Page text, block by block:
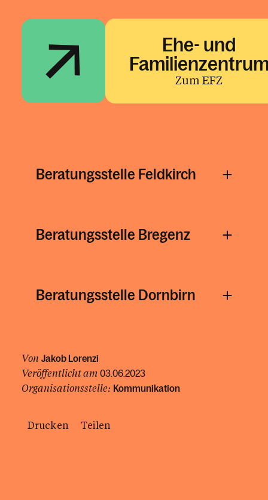
Ehe- und
Zum EFZ
Beratungsstelle Feldkirch
Beratungsstelle Bregenz
Beratungsstelle Dornbirn
Von Jakob Lorenzi
Veröffentlicht am 03.06.2023
Organisationsstelle: Kommunikation
Drucken Teilen